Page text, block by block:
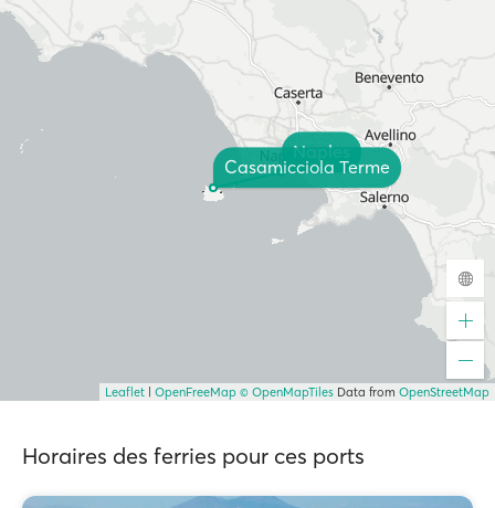
Naples
Casamicciola Terme
Leaflet OpenFreeMap © OpenMapTiles Data from OpenStreetMap
Horaires des ferries pour ces ports